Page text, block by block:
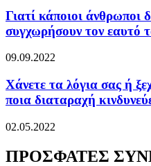
Γιατί κάποιοι άνθρωποι
συγχωρήσουν τον εαυτό
09.09.2022
Χάνετε τα λόγια σας ή
ποια διαταραχή
02.05.2022
ΠΡΟΣΦΑΤΕΣ